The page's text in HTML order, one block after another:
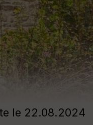
le 22.08.2024